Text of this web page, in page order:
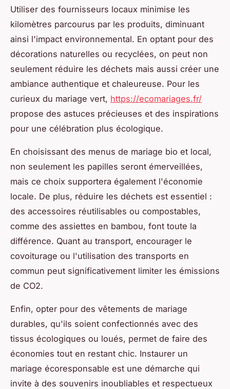
Utiliser des fournisseurs locaux minimise les
kilomètres parcourus par les produits, diminuant
ainsi l'impact environnemental. En optant pour des
décorations naturelles ou recyclées, on peut non
seulement réduire les déchets mais aussi créer une
ambiance authentique et chaleureuse. Pour les
curieux du mariage vert, https://ecomariages.fr/
propose des astuces précieuses et des inspirations
pour une célébration plus écologique.
En choisissant des menus de mariage bio et local,
non seulement les papilles seront émerveillées,
mais ce choix supportera également l'économie
locale. De plus, réduire les déchets est essentiel :
des accessoires réutilisables ou compostables,
comme des assiettes en bambou, font toute la
différence. Quant au transport, encourager le
covoiturage ou l'utilisation des transports en
commun peut significativement limiter les émissions
de CO2.
Enfin, opter pour des vêtements de mariage
durables, qu'ils soient confectionnés avec des
tissus écologiques ou loués, permet de faire des
économies tout en restant chic. Instaurer un
mariage écoresponsable est une démarche qui
invite à des souvenirs inoubliables et respectueux